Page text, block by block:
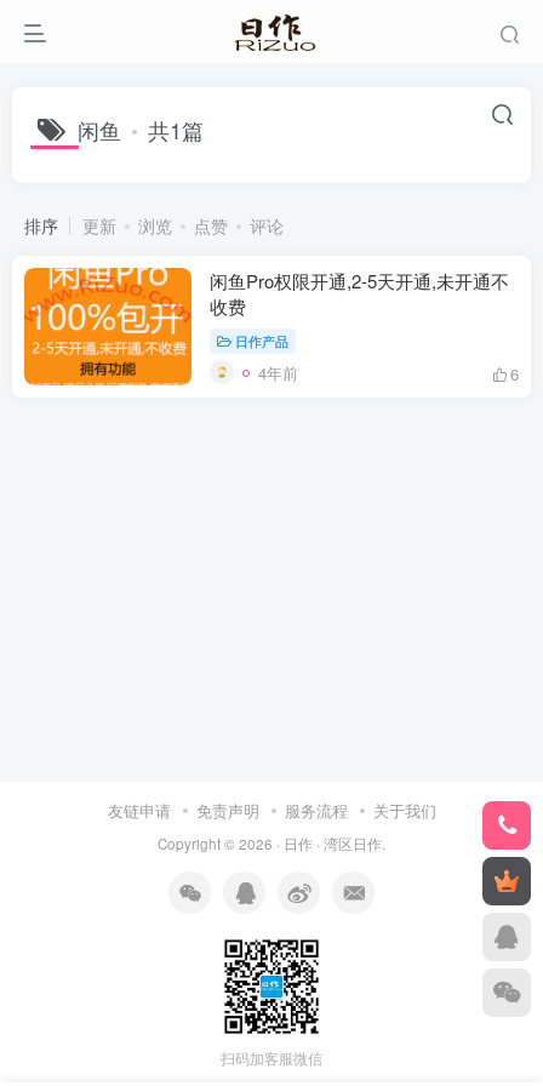
闲鱼 共1篇
排序 更新 浏览 点赞 评论
闲鱼Pro权限开通,2-5天开通,未开通不
收费
日作产品
4年前 6
友链申请 免责声明 服务流程 关于我们
Copyright © 2026 · 日作 · 湾区日作
扫码加客服微信